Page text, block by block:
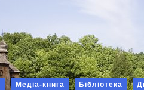
Медіа-книга Бібліотека